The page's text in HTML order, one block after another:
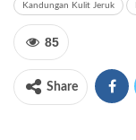
Kandungan Kulit Jeruk
85
Share